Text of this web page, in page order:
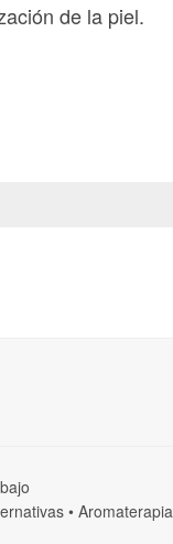
de la piel.
• Aromaterapia